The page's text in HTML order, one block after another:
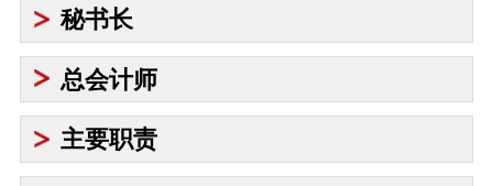
秘书长
总会计师
主要职责